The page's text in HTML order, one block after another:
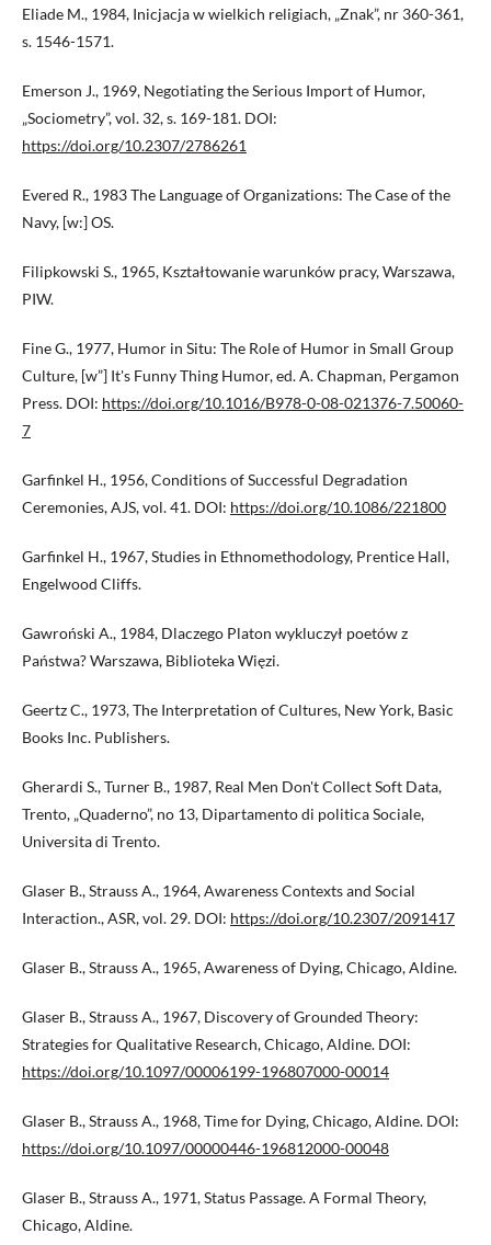
Eliade M., 1984, Inicjacja w wielkich religiach, „Znak”, nr 360-361,
s. 1546-1571.
Emerson J., 1969, Negotiating the Serious Import of Humor,
„Sociometry”, vol. 32, s. 169-181. DOI:
https://doi.org/10.2307/2786261
Evered R., 1983 The Language of Organizations: The Case of the
Navy, [w:] OS.
Filipkowski S., 1965, Kształtowanie warunków pracy, Warszawa,
PIW.
Fine G., 1977, Humor in Situ: The Role of Humor in Small Group
Culture, [w”] It's Funny Thing Humor, ed. A. Chapman, Pergamon
Press. DOI: https://doi.org/10.1016/B978-0-08-021376-7.50060-
7
Garfinkel H., 1956, Conditions of Successful Degradation
Ceremonies, AJS, vol. 41. DOI: https://doi.org/10.1086/221800
Garfinkel H., 1967, Studies in Ethnomethodology, Prentice Hall,
Engelwood Cliffs.
Gawroński A., 1984, Dlaczego Platon wykluczył poetów z
Państwa? Warszawa, Biblioteka Więzi.
Geertz C., 1973, The Interpretation of Cultures, New York, Basic
Books Inc. Publishers.
Gherardi S., Turner B., 1987, Real Men Don't Collect Soft Data,
Trento, „Quaderno”, no 13, Dipartamento di politica Sociale,
Universita di Trento.
Glaser B., Strauss A., 1964, Awareness Contexts and Social
Interaction., ASR, vol. 29. DOI: https://doi.org/10.2307/2091417
Glaser B., Strauss A., 1965, Awareness of Dying, Chicago, Aldine.
Glaser B., Strauss A., 1967, Discovery of Grounded Theory:
Strategies for Qualitative Research, Chicago, Aldine. DOI:
https://doi.org/10.1097/00006199-196807000-00014
Glaser B., Strauss A., 1968, Time for Dying, Chicago, Aldine. DOI:
https://doi.org/10.1097/00000446-196812000-00048
Glaser B., Strauss A., 1971, Status Passage. A Formal Theory,
Chicago, Aldine.